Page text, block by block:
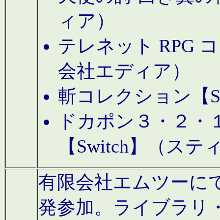
ィア）
テレネット RPG
会社エディア）
斬コレクション【
ドカポン３・２
【Switch】（ステ
有限会社エムツーに
発参加。ライブラリ